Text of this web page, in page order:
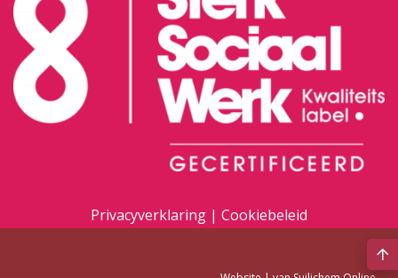
Privacyverklaring | Cookiebeleid